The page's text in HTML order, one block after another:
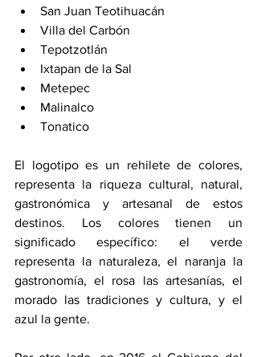
San Juan Teotihuacán
Villa del Carbón
Tepotzotlán
Ixtapan de la Sal
Metepec
Malinalco
Tonatico
El logotipo es un rehilete de colores,
representa la riqueza cultural, natural,
gastronómica y artesanal de estos
destinos. Los colores tienen un
significado específico: el verde
representa la naturaleza, el naranja la
gastronomía, el rosa las artesanías, el
morado las tradiciones y cultura, y el
azul la gente.